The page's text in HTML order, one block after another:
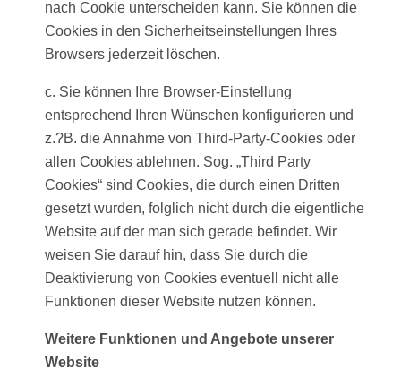
nach Cookie unterscheiden kann. Sie können die
Cookies in den Sicherheitseinstellungen Ihres
Browsers jederzeit löschen.
c. Sie können Ihre Browser-Einstellung
entsprechend Ihren Wünschen konfigurieren und
z.?B. die Annahme von Third-Party-Cookies oder
allen Cookies ablehnen. Sog. „Third Party
Cookies“ sind Cookies, die durch einen Dritten
gesetzt wurden, folglich nicht durch die eigentliche
Website auf der man sich gerade befindet. Wir
weisen Sie darauf hin, dass Sie durch die
Deaktivierung von Cookies eventuell nicht alle
Funktionen dieser Website nutzen können.
Weitere Funktionen und Angebote unserer
Website